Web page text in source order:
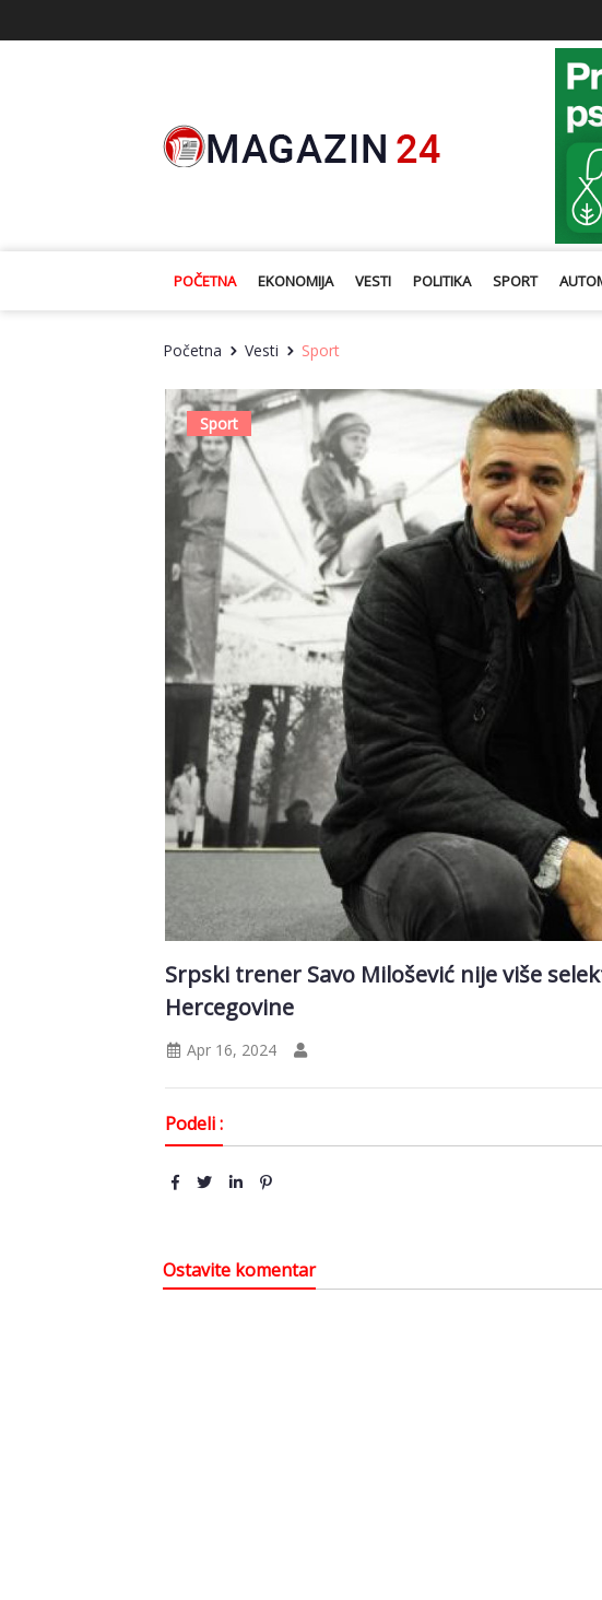
POČETNA EKONOMIJA VESTI POLITIKA SPORT
Početna Vesti Sport
Sport
Srpski trener Savo Milošević nije više
Hercegovine
Apr 16, 2024
Podeli :
Ostavite komentar